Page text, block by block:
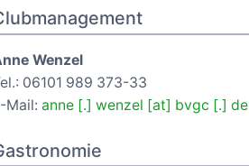
Wenzel
06101 989 373-33
Mail:anne [.] wenzel [at] bvgc [.] de